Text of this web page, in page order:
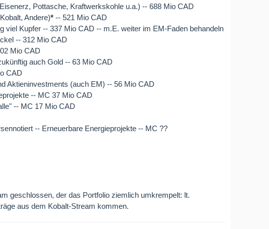
Pottasche, Kraftwerkskohle u.a.) -- 688 Mio CAD
Andere)* -- 521 Mio CAD
viel Kupfer -- 337 Mio CAD -- m.E. weiter im EM-Faden behandeln
-- 312 Mio CAD
Mio CAD
auch Gold -- 63 Mio CAD
CAD
Aktieninvestments (auch EM) -- 56 Mio CAD
-- MC 37 Mio CAD
-- MC 17 Mio CAD
-- Erneuerbare Energieprojekte -- MC ??
geschlossen, der das Portfolio ziemlich umkrempelt: lt.
aus dem Kobalt-Stream kommen.